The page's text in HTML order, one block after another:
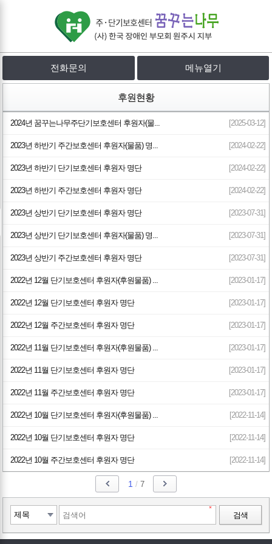
전화문의 메뉴열기
후원현황
2024년 꿈꾸는나무주단기보호센터 후원자(물... [2025-03-12]
2023년 하반기 주간보호센터 후원자(물품) 명... [2024-02-22]
2023년 하반기 단기보호센터 후원자 명단 [2024-02-22]
2023년 하반기 주간보호센터 후원자 명단 [2024-02-22]
2023년 상반기 단기보호센터 후원자 명단 [2023-07-31]
2023년 상반기 단기보호센터 후원자(물품) 명... [2023-07-31]
2023년 상반기 주간보호센터 후원자 명단 [2023-07-31]
2022년 12월 단기보호센터 후원자(후원물품) ... [2023-01-17]
2022년 12월 단기보호센터 후원자 명단 [2023-01-17]
2022년 12월 주간보호센터 후원자 명단 [2023-01-17]
2022년 11월 단기보호센터 후원자(후원물품) ... [2023-01-17]
2022년 11월 단기보호센터 후원자 명단 [2023-01-17]
2022년 11월 주간보호센터 후원자 명단 [2023-01-17]
2022년 10월 단기보호센터 후원자(후원물품) ... [2022-11-14]
2022년 10월 단기보호센터 후원자 명단 [2022-11-14]
2022년 10월 주간보호센터 후원자 명단 [2022-11-14]
1 /7
검색